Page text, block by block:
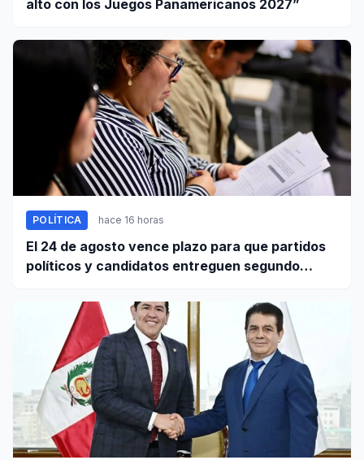
alto con los Juegos Panamericanos 2027”
POLÍTICA hace 16 horas
El 24 de agosto vence plazo para que partidos
políticos y candidatos entreguen segundo